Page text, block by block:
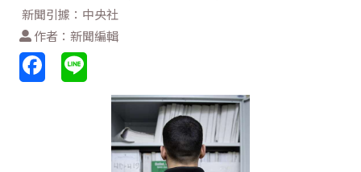
新聞引據：中央社
作者：新聞編輯